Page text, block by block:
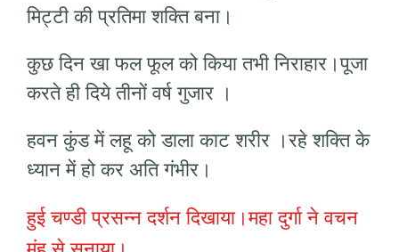
मिट्टी की प्रतिमा शक्ति बना।
कुछ दिन खा फल फूल को किया तभी निराहार।पूजा
करते ही दिये तीनों वर्ष गुजार ।
हवन कुंड में लहू को डाला काट शरीर ।रहे शक्ति के
ध्यान में हो कर अति गंभीर।
हुई चण्डी प्रसन्न दर्शन दिखाया।महा दुर्गा ने वचन